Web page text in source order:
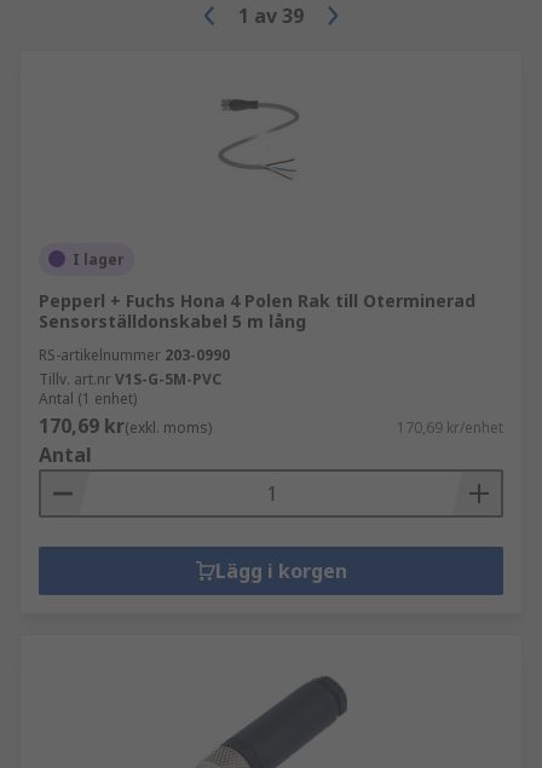
1 av 39
I lager
Pepperl + Fuchs Hona 4 Polen Rak till Oterminerad
Sensorställdonskabel 5 m lång
RS-artikelnummer 203-0990
Tillv. art.nrV1S-G-5M-PVC
Antal (1 enhet)
170,69 kr(exkl. moms) 170,69 kr/enhet
Antal
Lägg i korgen